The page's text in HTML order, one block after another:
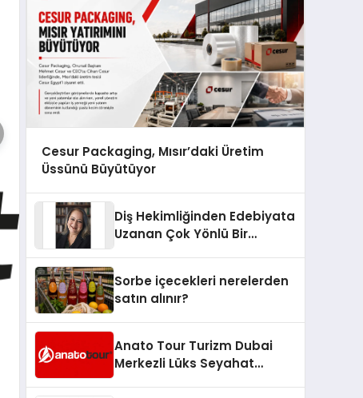
Cesur Packaging, Mısır’daki Üretim
Üssünü Büyütüyor
Diş Hekimliğinden Edebiyata
Uzanan Çok Yönlü Bir
Sorbe içecekleri nerelerden
satın alınır?
Anato Tour Turizm Dubai
Merkezli Lüks Seyahat